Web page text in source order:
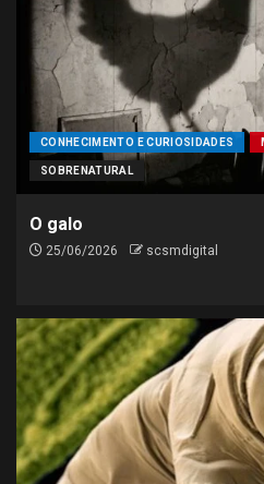
CINEMA
sobre
1
Os
CONHECIMENTO E CURIOSIDADES
SOBRENATURAL
O galo
25/06/2026 scsmdigital